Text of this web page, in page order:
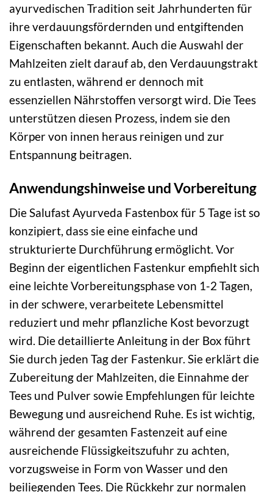
ayurvedischen Tradition seit Jahrhunderten für
ihre verdauungsfördernden und entgiftenden
Eigenschaften bekannt. Auch die Auswahl der
Mahlzeiten zielt darauf ab, den Verdauungstrakt
zu entlasten, während er dennoch mit
essenziellen Nährstoffen versorgt wird. Die Tees
unterstützen diesen Prozess, indem sie den
Körper von innen heraus reinigen und zur
Entspannung beitragen.
Anwendungshinweise und Vorbereitung
Die Salufast Ayurveda Fastenbox für 5 Tage ist so
konzipiert, dass sie eine einfache und
strukturierte Durchführung ermöglicht. Vor
Beginn der eigentlichen Fastenkur empfiehlt sich
eine leichte Vorbereitungsphase von 1-2 Tagen,
in der schwere, verarbeitete Lebensmittel
reduziert und mehr pflanzliche Kost bevorzugt
wird. Die detaillierte Anleitung in der Box führt
Sie durch jeden Tag der Fastenkur. Sie erklärt die
Zubereitung der Mahlzeiten, die Einnahme der
Tees und Pulver sowie Empfehlungen für leichte
Bewegung und ausreichend Ruhe. Es ist wichtig,
während der gesamten Fastenzeit auf eine
ausreichende Flüssigkeitszufuhr zu achten,
vorzugsweise in Form von Wasser und den
beiliegenden Tees. Die Rückkehr zur normalen